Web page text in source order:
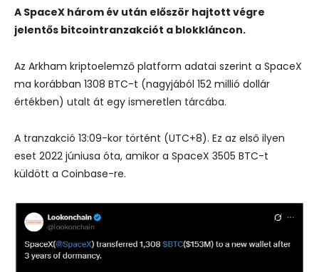
A SpaceX három év után először hajtott végre
jelentős bitcointranzakciót a blokkláncon.
Az Arkham kriptoelemző platform adatai szerint a SpaceX
ma korábban 1308 BTC-t (nagyjából 152 millió dollár
értékben) utalt át egy ismeretlen tárcába.
A tranzakció 13:09-kor történt (UTC+8). Ez az első ilyen
eset 2022 júniusa óta, amikor a SpaceX 3505 BTC-t
küldött a Coinbase-re.